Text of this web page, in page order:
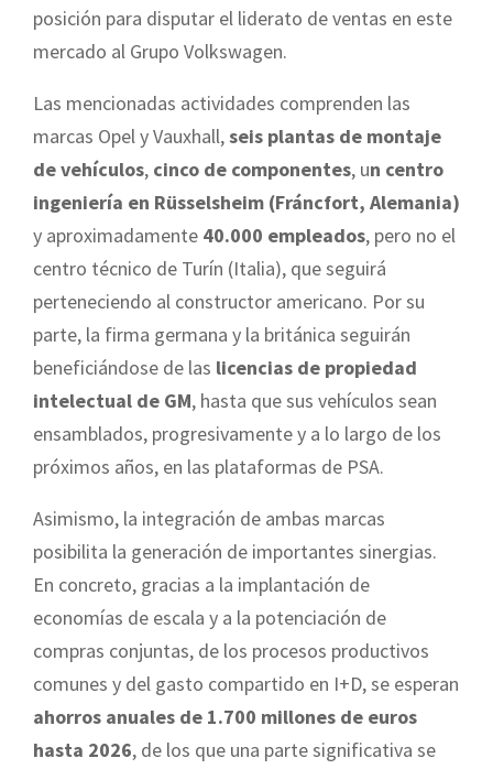
posición para disputar el liderato de ventas en este
mercado al Grupo Volkswagen.
Las mencionadas actividades comprenden las
marcas Opel y Vauxhall,seis plantas de montaje
de vehículos, cinco de componentes, un centro
ingeniería en Rüsselsheim (Fráncfort, Alemania)
y aproximadamente 40.000 empleados, pero no el
centro técnico de Turín (Italia), que seguirá
perteneciendo al constructor americano. Por su
parte, la firma germana y la británica seguirán
beneficiándose de las licencias de propiedad
intelectual de GM, hasta que sus vehículos sean
ensamblados, progresivamente y a lo largo de los
próximos años, en las plataformas de PSA.
Asimismo, la integración de ambas marcas
posibilita la generación de importantes sinergias.
En concreto, gracias a la implantación de
economías de escala y a la potenciación de
compras conjuntas, de los procesos productivos
comunes y del gasto compartido en I+D, se esperan
ahorros anuales de 1.700 millones de euros
hasta 2026, de los que una parte significativa se